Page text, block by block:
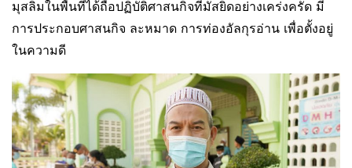
มุสลิมในพื้นที่ได้ถือปฏิบัติศาสนกิจที่มัสยิดอย่างเคร่งครัด มี
การประกอบศาสนกิจ ละหมาด การท่องอัลกุรอ่าน เพื่อตั้งอยู่
ในความดี